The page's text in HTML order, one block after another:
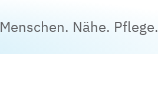
Menschen. Nähe. Pflege.